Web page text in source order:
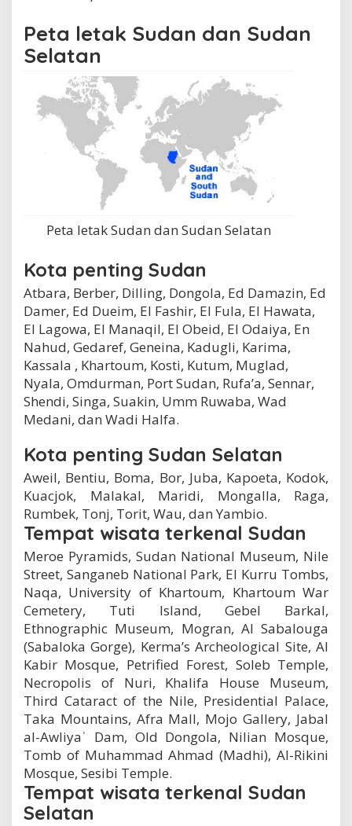
Peta letak Sudan dan Sudan
Selatan
Peta letak Sudan dan Sudan Selatan
Kota penting Sudan
Atbara, Berber, Dilling, Dongola, Ed Damazin, Ed
Damer, Ed Dueim, El Fashir, El Fula, El Hawata,
El Lagowa, El Manaqil, El Obeid, El Odaiya, En
Nahud, Gedaref, Geneina, Kadugli, Karima,
Kassala , Khartoum, Kosti, Kutum, Muglad,
Nyala, Omdurman, Port Sudan, Rufa’a, Sennar,
Shendi, Singa, Suakin, Umm Ruwaba, Wad
Medani, dan Wadi Halfa.
Kota penting Sudan Selatan
Aweil, Bentiu, Boma, Bor, Juba, Kapoeta, Kodok,
Kuacjok, Malakal, Maridi, Mongalla, Raga,
Rumbek, Tonj, Torit, Wau, dan Yambio.
Tempat wisata terkenal Sudan
Meroe Pyramids, Sudan National Museum, Nile
Street, Sanganeb National Park, El Kurru Tombs,
Naqa, University of Khartoum, Khartoum War
Cemetery, Tuti Island, Gebel Barkal,
Ethnographic Museum, Mogran, Al Sabalouga
(Sabaloka Gorge), Kerma’s Archeological Site, Al
Kabir Mosque, Petrified Forest, Soleb Temple,
Necropolis of Nuri, Khalifa House Museum,
Third Cataract of the Nile, Presidential Palace,
Taka Mountains, Afra Mall, Mojo Gallery, Jabal
al-Awliyaʾ Dam, Old Dongola, Nilian Mosque,
Tomb of Muhammad Ahmad (Madhi), Al-Rikini
Mosque, Sesibi Temple.
Tempat wisata terkenal Sudan
Selatan